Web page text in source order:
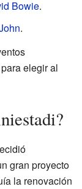
Bowie.
.
elegir al
gran proyecto
la renovación